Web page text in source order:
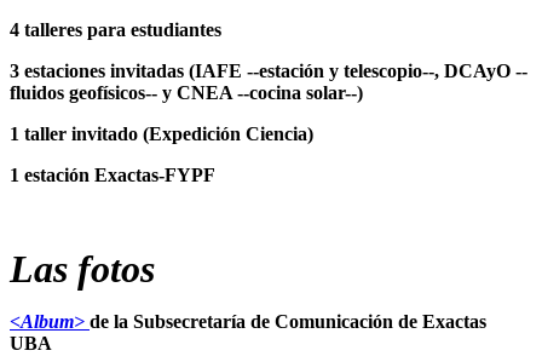
4 talleres para estudiantes
3 estaciones invitadas (IAFE --estación y telescopio--, DCAyO --
fluidos geofísicos-- y CNEA --cocina solar--)
1 taller invitado (Expedición Ciencia)
1 estación Exactas-FYPF
Las fotos
<Album> de la Subsecretaría de Comunicación de Exactas
UBA